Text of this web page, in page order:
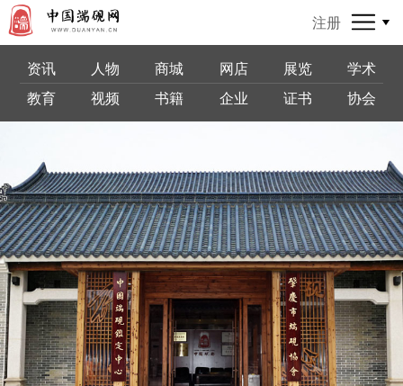
注册
资讯 人物 商城 网店 展览
学术
教育
视频 书籍 企业 证书 协会